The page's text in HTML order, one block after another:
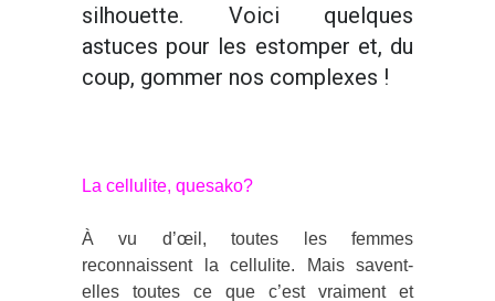
silhouette. Voici quelques
astuces pour les estomper et, du
coup, gommer nos complexes !
La cellulite, quesako?
À vu d’œil, toutes les femmes
reconnaissent la cellulite. Mais savent-
elles toutes ce que c’est vraiment et